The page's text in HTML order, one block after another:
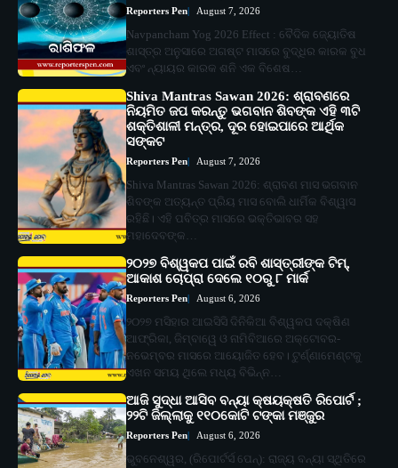
Reporters Pen August 7, 2026
Navpancham Yog 2026 Effect : ବୈଦିକ ଜ୍ୟୋତିଷ
ଶାସ୍ତ୍ର ଅନୁସାରେ ଅଗଷ୍ଟ ମାସରେ ବୁଦ୍ଧିର କାରକ ବୁଧ
ଏବଂ ନ୍ୟାୟର କାରକ ଶନି ଏକ ବିଶେଷ…
Shiva Mantras Sawan 2026: ଶ୍ରାବଣରେ
ନିୟମିତ ଜପ କରନ୍ତୁ ଭଗବାନ ଶିବଙ୍କ ଏହି ୩ଟି
ଶକ୍ତିଶାଳୀ ମନ୍ତ୍ର, ଦୂର ହୋଇପାରେ ଆର୍ଥିକ
ସଙ୍କଟ
Reporters Pen August 7, 2026
Shiva Mantras Sawan 2026: ଶ୍ରାବଣ ମାସ ଭଗବାନ
ଶିବଙ୍କ ଅତ୍ୟନ୍ତ ପ୍ରିୟ ମାସ ବୋଲି ଧାର୍ମିକ ବିଶ୍ୱାସ
ରହିଛି। ଏହି ପବିତ୍ର ମାସରେ ଭକ୍ତିଭାବର ସହ
ମହାଦେବଙ୍କ…
୨୦୨୭ ବିଶ୍ୱକପ ପାଇଁ ରବି ଶାସ୍ତ୍ରୀଙ୍କ ଟିମ୍,
ଆକାଶ ଚୋପ୍ରା ଦେଲେ ୧୦ରୁ ୮ ମାର୍କ
Reporters Pen August 6, 2026
୨୦୨୭ ମସିହାର ଆଇସିସି ଦିନିକିଆ ବିଶ୍ୱକପ ଦକ୍ଷିଣ
ଆଫ୍ରିକା, ଜିମ୍ବାୱେ ଓ ନାମିବିଆରେ ଅକ୍ଟୋବର-
ନଭେମ୍ବର ମାସରେ ଆୟୋଜିତ ହେବ। ଟୁର୍ଣ୍ଣାମେଣ୍ଟକୁ
ଏଖନ ସମୟ ଥିଲେ ମଧ୍ୟ ବିଭିନ୍ନ…
ଆଜି ସୁଦ୍ଧା ଆସିବ ବନ୍ୟା କ୍ଷୟକ୍ଷତି ରିପୋର୍ଟ ;
୨୨ଟି ଜିଲ୍ଲାକୁ ୧୧୦କୋଟି ଟଙ୍କା ମଞ୍ଜୁର
Reporters Pen August 6, 2026
ଭୁବନେଶ୍ୱର, (ରିପୋର୍ଟର୍ସ ପେନ୍‌): ରାଜ୍ୟ ବନ୍ୟା ସ୍ଥିତିରେ